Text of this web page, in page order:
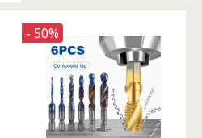
- 50%